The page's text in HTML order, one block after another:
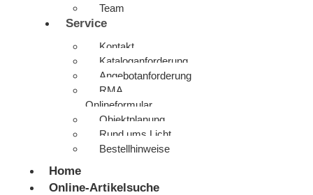
Team
Service
Kontakt
Kataloganforderung
Angebotanforderung
RMA
Onlineformular
Objektplanung
Rund ums Licht
Bestellhinweise
Home
Online-Artikelsuche